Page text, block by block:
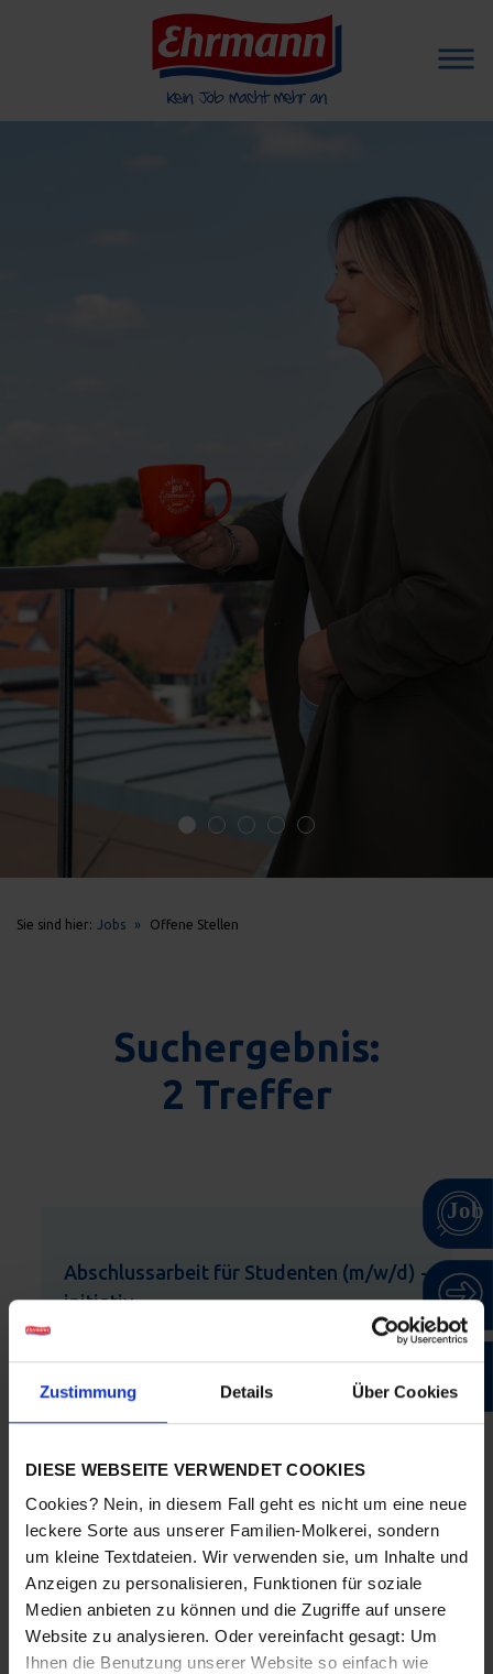
Zustimmung Details Über Cookies
DIESE WEBSEITE VERWENDET COOKIES
Cookies? Nein, in diesem Fall geht es nicht um eine neue
leckere Sorte aus unserer Familien-Molkerei, sondern
um kleine Textdateien. Wir verwenden sie, um Inhalte und
Anzeigen zu personalisieren, Funktionen für soziale
Medien anbieten zu können und die Zugriffe auf unsere
Website zu analysieren. Oder vereinfacht gesagt: Um
Ihnen die Benutzung unserer Website so einfach wie
Sie sind hier: Jobs » Offene Stellen
Suchergebnis:
2 Treffer
Abschlussarbeit für Studenten (m/w/d) -
initiativ
Standort
Oberschönegg
Gesellschaft
Ehrmann SE
Student für Studium
Lebensmitteltechnologie mit vertiefter
Praxis (m/w/d) 2027
Standort
Oberschönegg
Gesellschaft
Ehrmann GmbH